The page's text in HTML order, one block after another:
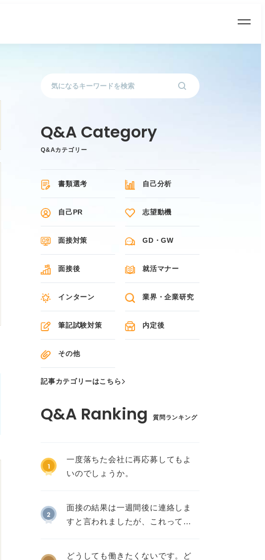
Q&Aカテゴリー
書類選考 自己分析
自己PR 志望動機
面接対策 GD・GW
面接後 就活マナー
インターン 業界・企業研究
筆記試験対策 内定後
その他
記事カテゴリーはこちら
質問ランキング
1
一度落ちた会社に再応募してもよ
いのでしょうか。
2
面接の結果は一週間後に連絡しま
すと言われましたが、これって不
どうしても働きたくないです。ど